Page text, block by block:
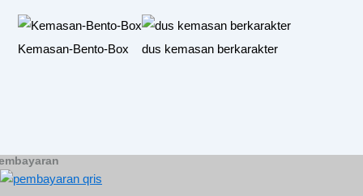
Kemasan-Bento-Box dus kemasan berkarakter